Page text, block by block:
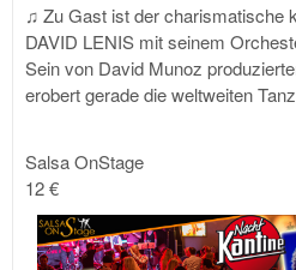
♫ Zu Gast ist der charismatische
DAVID LENIS mit seinem
Sein von David Munoz
erobert gerade die weltweiten
Salsa OnStage
12 €